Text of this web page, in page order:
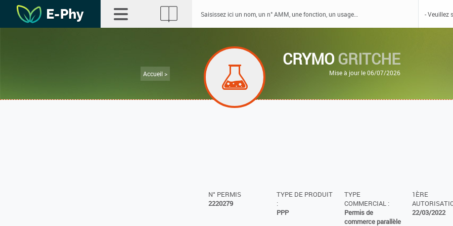
Accueil >
CRYMOGRITCHE
Mise à jour le 06/07/2026
N° PERMIS
2220279
TYPE DE PRODUIT
:
PPP
TYPE
COMMERCIAL :
Permis de
commerce parallèle
1ÈRE
22/03/2022